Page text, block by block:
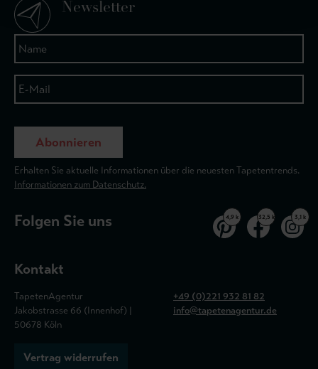
Newsletter
Abonnieren
Erhalten Sie aktuelle Informationen über die neuesten Tapetentrends.
Informationen zum Datenschutz.
Folgen Sie uns 4,9 k 32,5 k 3,1 k
Kontakt
TapetenAgentur
Jakobstrasse 66 (Innenhof) |
50678 Köln
+49 (0)221 932 81 82
info@tapetenagentur.de
Vertrag widerrufen